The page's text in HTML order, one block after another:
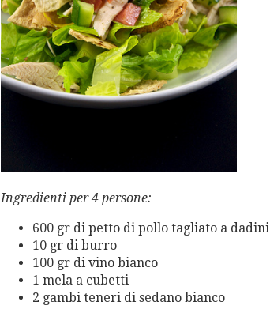
Ingredienti per 4 persone:
600 gr di petto di pollo tagliato a dadini
10 gr di burro
100 gr di vino bianco
1 mela a cubetti
2 gambi teneri di sedano bianco